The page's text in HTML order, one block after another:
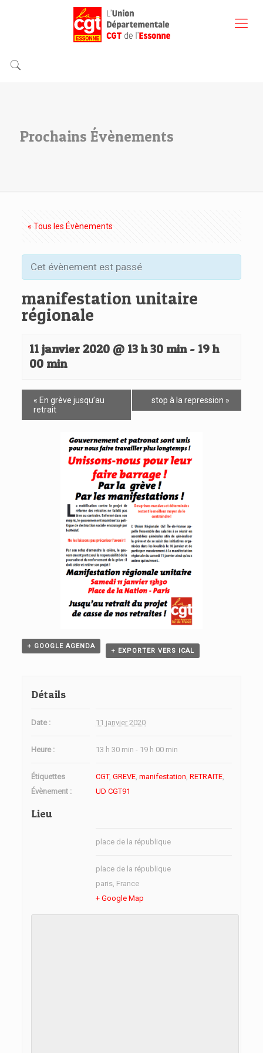
Prochains Évènements
« Tous les Évènements
Cet évènement est passé
manifestation unitaire
régionale
11 janvier 2020 @ 13 h 30 min- 19 h
00 min
« En grève jusqu’au
retrait
stop à la repression »
+ GOOGLE AGENDA
+ EXPORTER VERS ICAL
Détails
Date : 11 janvier 2020
Heure : 13 h 30 min - 19 h 00 min
Étiquettes
Évènement :
CGT,GREVE ,manifestation ,RETRAITE
UD CGT91
Lieu
place de la république
place de la république
paris France
+ Google Map